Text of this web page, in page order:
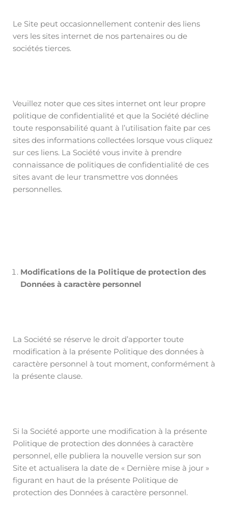
Le Site peut occasionnellement contenir des liens
vers les sites internet de nos partenaires ou de
sociétés tierces.
Veuillez noter que ces sites internet ont leur propre
politique de confidentialité et que la Société décline
toute responsabilité quant à l’utilisation faite par ces
sites des informations collectées lorsque vous cliquez
sur ces liens. La Société vous invite à prendre
connaissance de politiques de confidentialité de ces
sites avant de leur transmettre vos données
personnelles.
Modifications de la Politique de protection des
Données à caractère personnel
La Société se réserve le droit d’apporter toute
modification à la présente Politique des données à
caractère personnel à tout moment, conformément à
la présente clause.
Si la Société apporte une modification à la présente
Politique de protection des données à caractère
personnel, elle publiera la nouvelle version sur son
Site et actualisera la date de « Dernière mise à jour »
figurant en haut de la présente Politique de
protection des Données à caractère personnel.